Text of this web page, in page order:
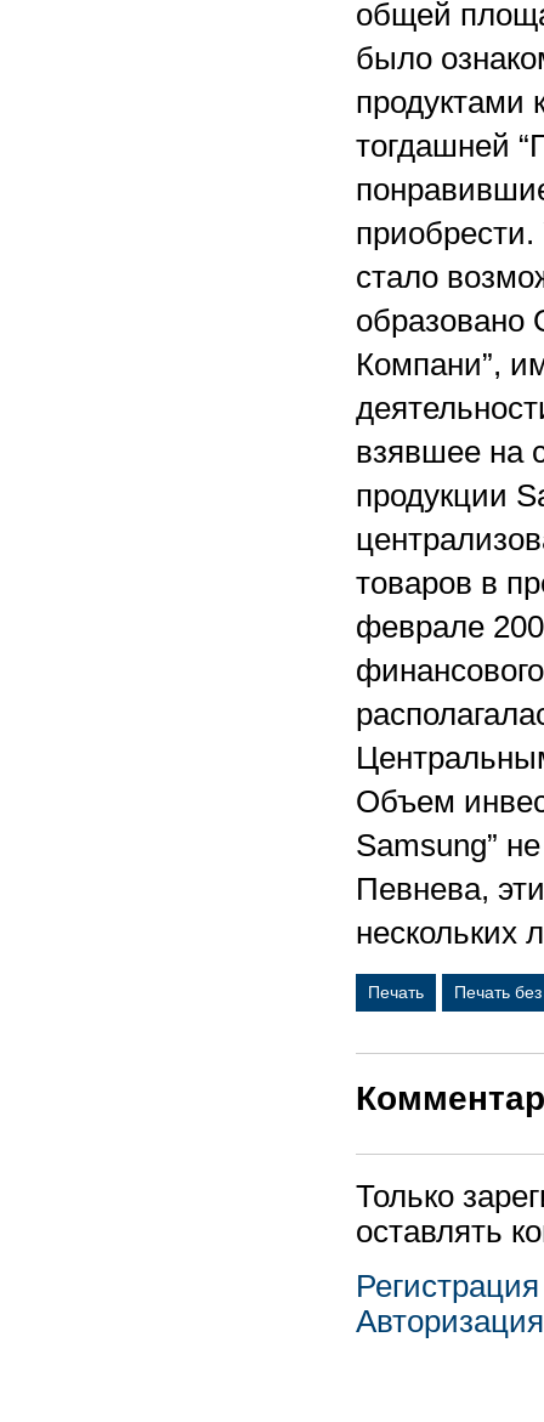
общей
было
продуктами
тогдашней
стало
образовано
Компани”,
взявшее на
продукции
товаров в
феврале
Объем
Samsung”
Певнева,
нескольких
Печать Печать
Только
оставлять
Регистрация
Авторизация